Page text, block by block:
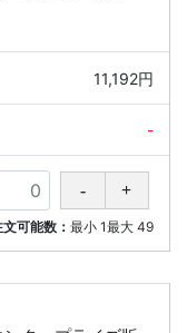
11,192円
-
文可能数： 最小 1最大 49